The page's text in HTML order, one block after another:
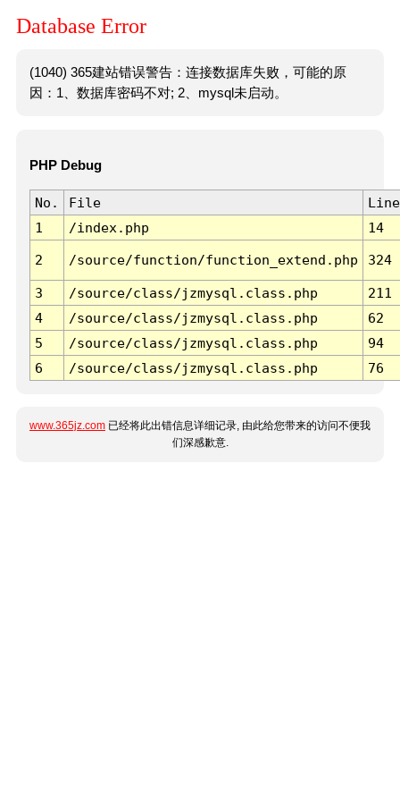
Database Error
(1040) 365建站错误警告：连接数据库失败，可能的原
因：1、数据库密码不对; 2、mysql未启动。
PHP Debug
No. File
Line
1
/index.php 14
2 /source/function/function_extend.php 324
3 /source/class/jzmysql.class.php
211
4
/source/class/jzmysql.class.php
62
5
/source/class/jzmysql.class.php
94
6
/source/class/jzmysql.class.php 76
www.365jz.com 已经将此出错信息详细记录, 由此给您带来的访问不便我
们深感歉意.